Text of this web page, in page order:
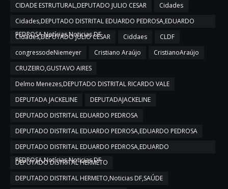
CIDADE ESTRUTURAL,DEPUTADO JULIO CESAR
Cidades
Cidades,DEPUTADO DISTRITAL EDUARDO PEDROSA,EDUARDO
PEDROSA,Notícias,Noticias DF
Cidades,DEPUTADO JULIO CESAR Ciddaes
CLDF
congressodeNiemeyer
Cristiano Araújo
CristianoAraújo
CRUZEIRO,GUSTAVO AIRES
Delmo Menezes,DEPUTADO DISTRITAL RICARDO VALE
DEPUTADA JACKELINE
DEPUTADAJACKELINE
DEPUTADO DISTRITAL EDUARDO PEDROSA
DEPUTADO DISTRITAL EDUARDO PEDROSA,EDUARDO PEDROSA
DEPUTADO DISTRITAL EDUARDO PEDROSA,EDUARDO
PEDROSA,Notícias,Noticias DF
DEPUTADO DISTRITAL HERMETO
DEPUTADO DISTRITAL HERMETO,Noticias DF,SAÚDE